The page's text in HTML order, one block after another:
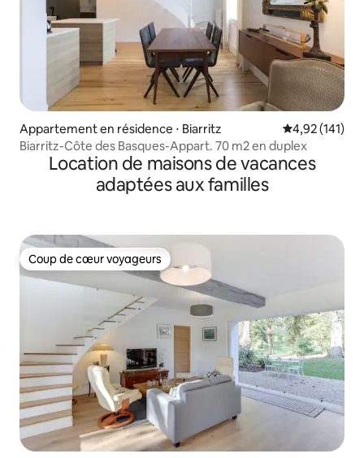
Appartement en résidence ⋅ Biarritz Évaluation
4,92 (141)
Biarritz-Côte des Basques-Appart. 70 m2 en duplex
Location de maisons de vacances
adaptées aux familles
Coup de cœur voyageurs
Coup de cœur voyageurs